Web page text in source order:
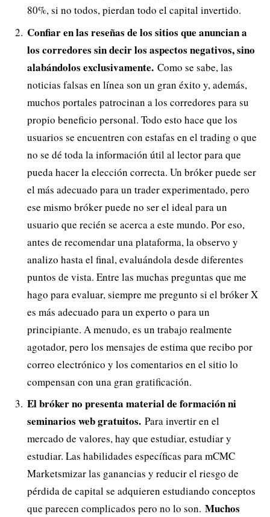
80%, si no todos, pierdan todo el capital invertido.
Confiar en las reseñas de los sitios que anuncian a
los corredores sin decir los aspectos negativos, sino
alabándolos exclusivamente. Como se sabe, las
noticias falsas en línea son un gran éxito y, además,
muchos portales patrocinan a los corredores para su
propio beneficio personal. Todo esto hace que los
usuarios se encuentren con estafas en el trading o que
no se dé toda la información útil al lector para que
pueda hacer la elección correcta. Un bróker puede ser
el más adecuado para un trader experimentado, pero
ese mismo bróker puede no ser el ideal para un
usuario que recién se acerca a este mundo. Por eso,
antes de recomendar una plataforma, la observo y
analizo hasta el final, evaluándola desde diferentes
puntos de vista. Entre las muchas preguntas que me
hago para evaluar, siempre me pregunto si el bróker X
es más adecuado para un experto o para un
principiante. A menudo, es un trabajo realmente
agotador, pero los mensajes de estima que recibo por
correo electrónico y los comentarios en el sitio lo
compensan con una gran gratificación.
El bróker no presenta material de formación ni
seminarios web gratuitos. Para invertir en el
mercado de valores, hay que estudiar, estudiar y
estudiar. Las habilidades específicas para mCMC
Marketsmizar las ganancias y reducir el riesgo de
pérdida de capital se adquieren estudiando conceptos
que parecen complicados pero no lo son. Muchos